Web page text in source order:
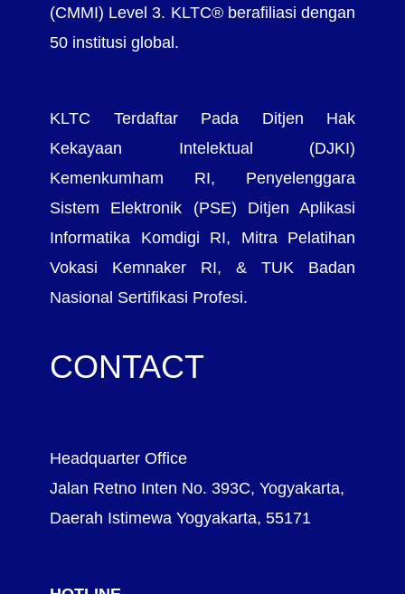
(CMMI) Level 3. KLTC® berafiliasi dengan
50 institusi global.
KLTC Terdaftar Pada Ditjen Hak
Kekayaan Intelektual (DJKI)
Kemenkumham RI, Penyelenggara
Sistem Elektronik (PSE) Ditjen Aplikasi
Informatika Komdigi RI, Mitra Pelatihan
Vokasi Kemnaker RI, & TUK Badan
Nasional Sertifikasi Profesi.
CONTACT
Headquarter Office
Jalan Retno Inten No. 393C, Yogyakarta,
Daerah Istimewa Yogyakarta, 55171